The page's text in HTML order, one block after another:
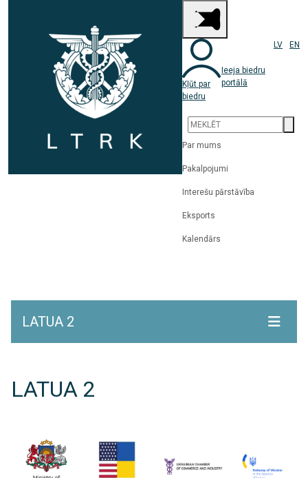
Kļūt par
biedru
Ieeja biedru
portālā
LV EN
Par mums
Pakalpojumi
Interešu pārstāvība
Eksports
Kalendārs
LATUA 2
LATUA 2